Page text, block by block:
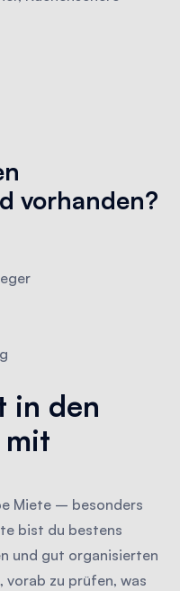
vorhanden?
in den
mit
Miete – besonders
bist du bestens
und gut organisierten
vorab zu prüfen, was